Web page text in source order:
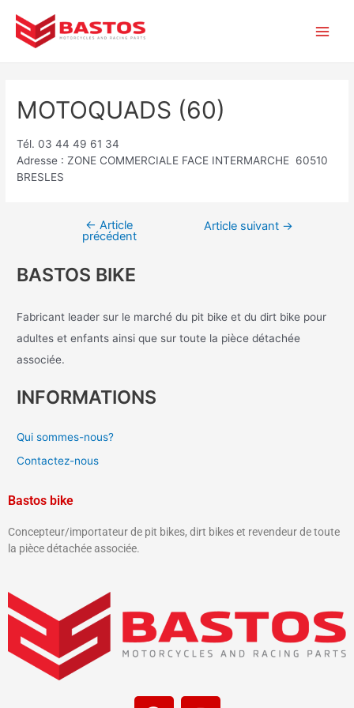
contenu
MOTOQUADS (60)
Tél. 03 44 49 61 34
Adresse : ZONE COMMERCIALE FACE INTERMARCHE 60510
BRESLES
de
l’article
← Article
précédent
Article suivant →
BASTOS BIKE
Fabricant leader sur le marché du pit bike et du dirt bike pour
adultes et enfants ainsi que sur toute la pièce détachée
associée.
INFORMATIONS
Qui sommes-nous?
Contactez-nous
Bastos bike
Concepteur/importateur de pit bikes, dirt bikes et revendeur de toute
la pièce détachée associée.